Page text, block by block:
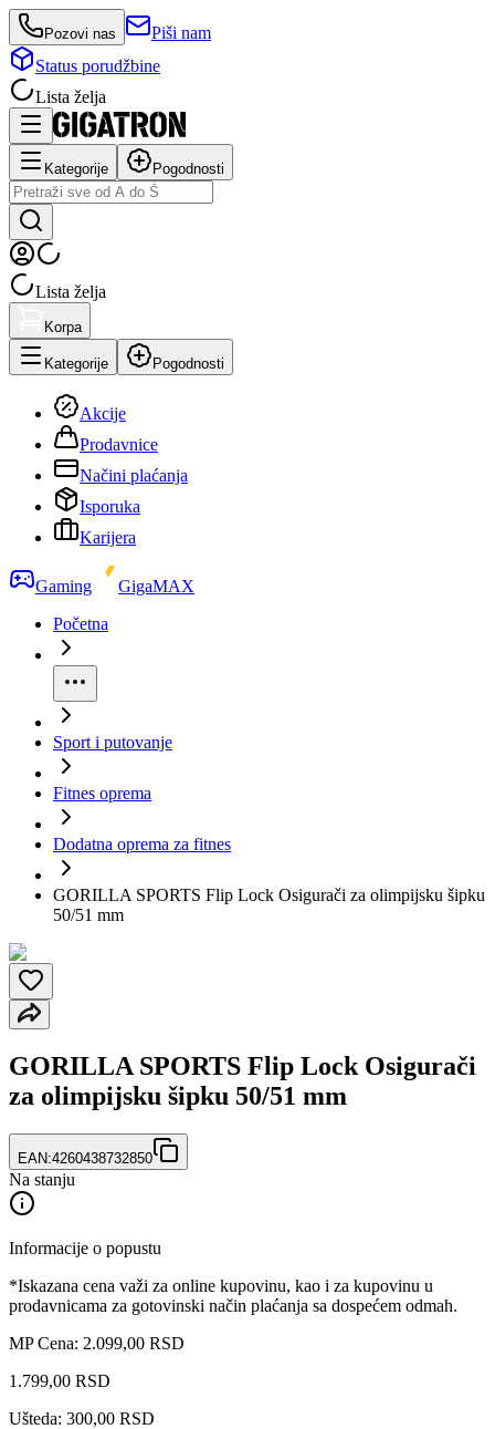
Pozovi nas
Piši nam
Status porudžbine
Lista želja
Kategorije Pogodnosti
Lista želja
Korpa
Kategorije Pogodnosti
Akcije
Prodavnice
Načini plaćanja
Isporuka
Karijera
Gaming
GigaMAX
Početna
Sport i putovanje
Fitnes oprema
Dodatna oprema za fitnes
GORILLA SPORTS Flip Lock Osigurači za olimpijsku šipku
50/51 mm
GORILLA SPORTS Flip Lock Osigurači
za olimpijsku šipku 50/51 mm
EAN:4260438732850
Na stanju
Informacije o popustu
*Iskazana cena važi za online kupovinu, kao i za kupovinu u
prodavnicama za gotovinski način plaćanja sa dospećem odmah.
MP Cena: 2.099,00 RSD
1.799,00 RSD
Ušteda: 300,00 RSD